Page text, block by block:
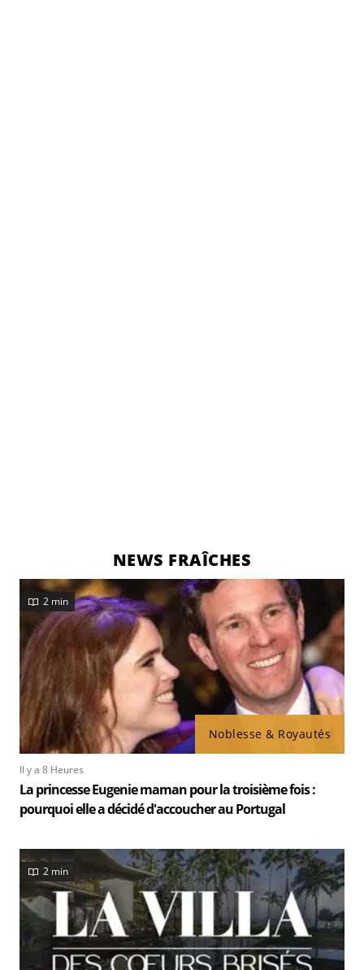
NEWS FRAÎCHES
Noblesse & Royautés
2 min
Il y a 8 Heures
La princesse Eugenie maman pour la troisième fois :
pourquoi elle a décidé d'accoucher au Portugal
2 min